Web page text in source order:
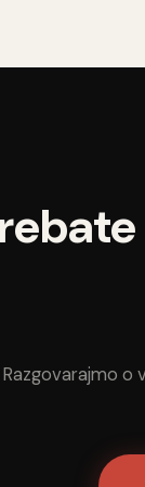
Razgovarajmo o